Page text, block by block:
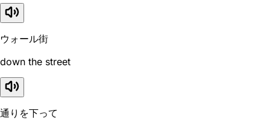
ウォール街
down the street
通りを下って